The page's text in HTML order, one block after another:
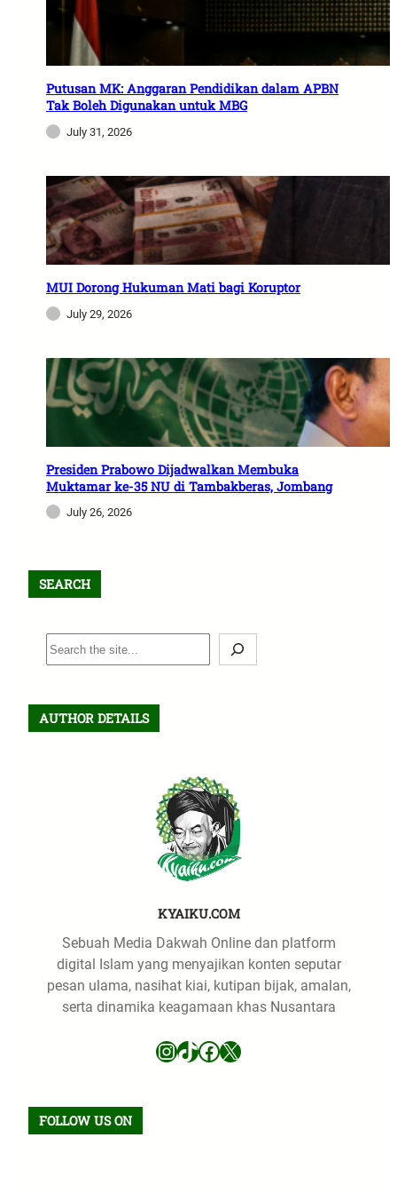
Putusan MK: Anggaran Pendidikan dalam APBN
Tak Boleh Digunakan untuk MBG
July 31, 2026
MUI Dorong Hukuman Mati bagi Koruptor
July 29, 2026
Presiden Prabowo Dijadwalkan Membuka
Muktamar ke-35 NU di Tambakberas, Jombang
July 26, 2026
SEARCH
S
e
r
c
AUTHOR DETAILS
KYAIKU.COM
Sebuah Media Dakwah Online dan platform
digital Islam yang menyajikan konten seputar
pesan ulama, nasihat kiai, kutipan bijak, amalan,
serta dinamika keagamaan khas Nusantara
InstagramTikTok Facebook X
FOLLOW US ON